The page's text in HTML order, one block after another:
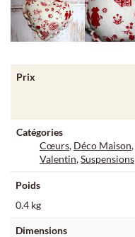
Prix
Catégories
Cœurs, Déco Maison,
Valentin,Suspensions
Poids
0.4 kg
Dimensions